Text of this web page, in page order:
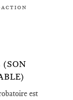
(SON
est